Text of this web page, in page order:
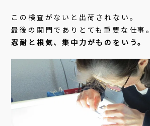
この検査がないと出荷されない。
最後の関門でありとても重要な仕事。
忍耐と根気、集中力がものをいう。